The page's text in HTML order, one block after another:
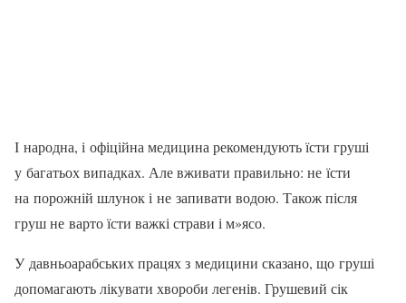
І народна, і офіційна медицина рекомендують їсти груші
у багатьох випадках. Але вживати правильно: не їсти
на порожній шлунок і не запивати водою. Також після
груш не варто їсти важкі страви і м»ясо.
У давньоарабських пра­цях з медицини сказа­но, що груші
допомага­ють лікувати хвороби легенів. Грушевий сік